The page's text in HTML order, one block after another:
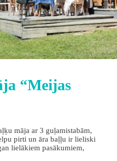
“Meijas
māja ar 3 guļamistabām,
pirti un āra baļļu ir lieliski
lielākiem pasākumiem,